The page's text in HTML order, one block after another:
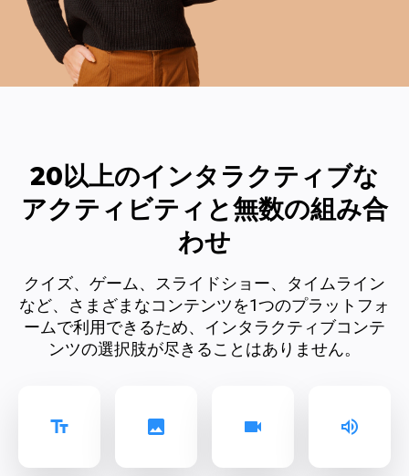
20以上のインタラクティブな
アクティビティと無数の組み合
わせ
クイズ、ゲーム、スライドショー、タイムライン
など、さまざまなコンテンツを1つのプラットフォ
ームで利用できるため、インタラクティブコンテ
ンツの選択肢が尽きることはありません。